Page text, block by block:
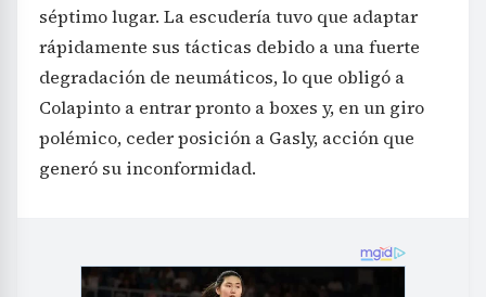
séptimo lugar. La escudería tuvo que adaptar
rápidamente sus tácticas debido a una fuerte
degradación de neumáticos, lo que obligó a
Colapinto a entrar pronto a boxes y, en un giro
polémico, ceder posición a Gasly, acción que
generó su inconformidad.